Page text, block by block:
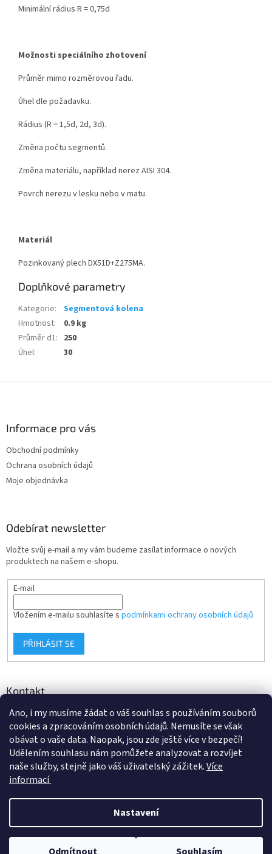
Ano, i my musíme žádat o váš souhlas s používáním souborů
cookies a zpracováním osobních údajů. Nemusíte se však
obávat o vaše data. Naopak, jsou zde ještě více v bezpečí!
Udělením souhlasu nám pomůžete analyzovat a rozvíjet
naše služby, stejně jako váš uživatelský zážitek.Více
informací
Nastavení
Minimální rádius R = 0,75d
Možnosti speciálního zhotovení
Průměr mimo rozměrovou řadu.
Úhel dle požadavku.
Rádius (R = 1,5d, 2d, 3d).
Změna počtu segmentů.
Změna materiálu, například nerez AISI 304.
Povrch nerezu v lesku nebo v matu.
Materiál
Pozinkovaný plech DX51D+Z275MA.
Doplňkové parametry
Kategorie:
Segmentová kolena
Hmotnost:
0.9 kg
Průměr d1: 250
Úhel: 30
Informace pro vás
Obchodní podmínky
Ochrana osobních údajů
Moje objednávka
Odebírat newsletter
Vložte svůj e-mail a my vám budeme zasílat informace o nových
produktech na našem e-shopu.
E-mail
Vložením e-mailu souhlasíte s podmínkami ochrany osobních údajů
PŘIHLÁSIT SE
Kontakt
info@d-klima.cz
+420 517 357 288
Copyright 2026Potrubi.cz. Všechna práva vyhrazena.Upravit